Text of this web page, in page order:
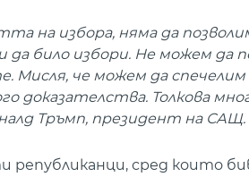
на избора, няма да
било избори. Не можем да
Мисля, че можем да
доказателства. Толкова
Тръмп, президент на САЩ.
републиканци, сред които